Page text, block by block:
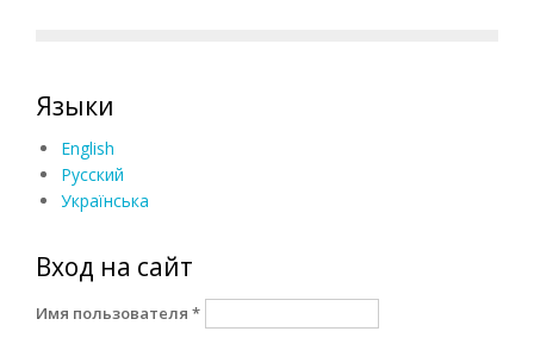
Языки
English
Русский
Українська
Вход на сайт
Имя пользователя *